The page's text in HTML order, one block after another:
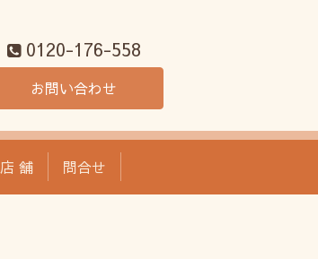
0120-176-558
お問い合わせ
店 舗 問合せ